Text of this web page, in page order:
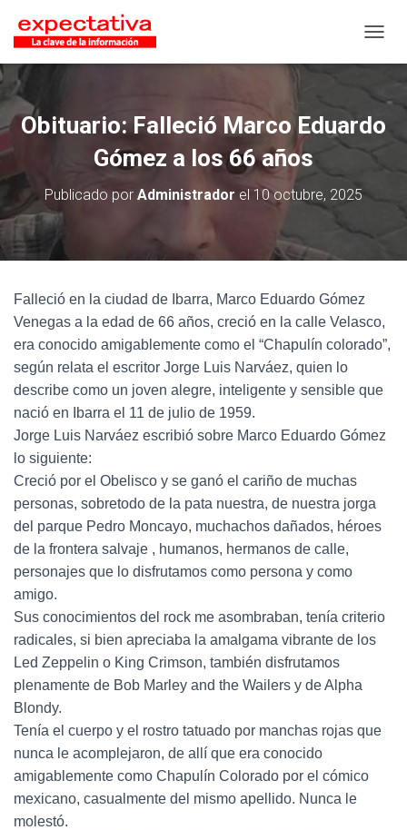
Obituario: Falleció Marco Eduardo
Gómez a los 66 años
Publicado por Administrador el 10 octubre, 2025
Falleció en la ciudad de Ibarra, Marco Eduardo Gómez
Venegas a la edad de 66 años, creció en la calle Velasco,
era conocido amigablemente como el “Chapulín colorado”,
según relata el escritor Jorge Luis Narváez, quien lo
describe como un joven alegre, inteligente y sensible que
nació en Ibarra el 11 de julio de 1959.
Jorge Luis Narváez escribió sobre Marco Eduardo Gómez
lo siguiente:
Creció por el Obelisco y se ganó el cariño de muchas
personas, sobretodo de la pata nuestra, de nuestra jorga
del parque Pedro Moncayo, muchachos dañados, héroes
de la frontera salvaje , humanos, hermanos de calle,
personajes que lo disfrutamos como persona y como
amigo.
Sus conocimientos del rock me asombraban, tenía criterio
radicales, si bien apreciaba la amalgama vibrante de los
Led Zeppelin o King Crimson, también disfrutamos
plenamente de Bob Marley and the Wailers y de Alpha
Blondy.
Tenía el cuerpo y el rostro tatuado por manchas rojas que
nunca le acomplejaron, de allí que era conocido
amigablemente como Chapulín Colorado por el cómico
mexicano, casualmente del mismo apellido. Nunca le
molestó.